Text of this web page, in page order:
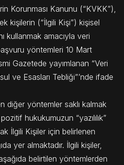
Korunması Kanunu (“KVKK”),
kişilerin (“İlgili Kişi”) kişisel
kullanmak amacıyla veri
yöntemleri 10 Mart
Gazetede yayımlanan “Veri
ve Esasları Tebliği”’nde ifade
diğer yöntemler saklı kalmak
hukukumuzun “yazılılık”
İlgili Kişiler için belirlenen
yer almaktadır. İlgili kişiler,
belirtilen yöntemlerden